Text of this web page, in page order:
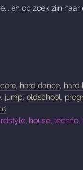
en op zoek zijn
, hard dance, hard
, jump,oldschool,
house, techno,